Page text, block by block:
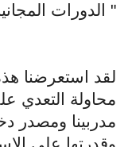
" الدورات
لقد استعرضنا
محاولة التعدي
مدربينا ومصدر